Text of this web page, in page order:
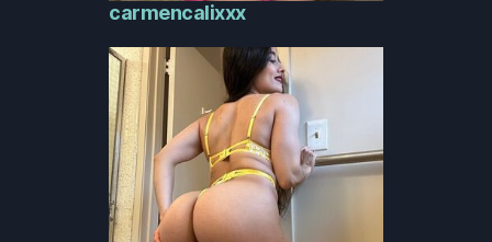
carmencalixxx